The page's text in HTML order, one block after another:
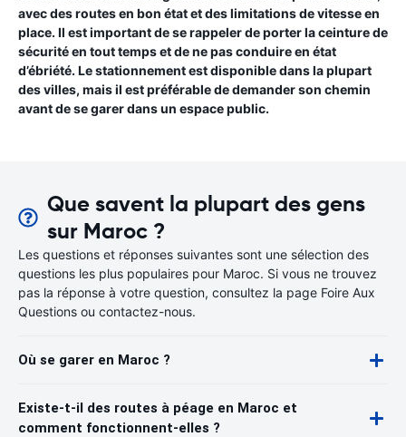
avec des routes en bon état et des limitations de vitesse en
place. Il est important de se rappeler de porter la ceinture de
sécurité en tout temps et de ne pas conduire en état
d’ébriété. Le stationnement est disponible dans la plupart
des villes, mais il est préférable de demander son chemin
avant de se garer dans un espace public.
Que savent la plupart des gens
sur Maroc ?
Les questions et réponses suivantes sont une sélection des
questions les plus populaires pour Maroc. Si vous ne trouvez
pas la réponse à votre question, consultez la page Foire Aux
Questions ou contactez-nous.
Où se garer en Maroc ?
Existe-t-il des routes à péage en Maroc et
comment fonctionnent-elles ?